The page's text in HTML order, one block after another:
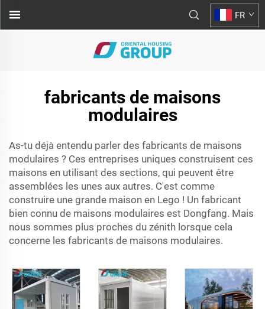
FR
fabricants de maisons
modulaires
As-tu déjà entendu parler des fabricants de maisons
modulaires ? Ces entreprises uniques construisent ces
maisons en utilisant des sections, qui peuvent être
assemblées les unes aux autres. C'est comme
construire une grande maison en Lego ! Un fabricant
bien connu de maisons modulaires est Dongfang. Mais
nous sommes plus proches du zénith lorsque cela
concerne les fabricants de maisons modulaires.